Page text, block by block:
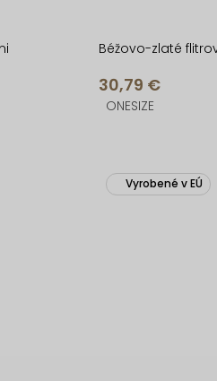
Béžovo-zlaté
30,79 €
ONESIZE
Vyrobené v EÚ